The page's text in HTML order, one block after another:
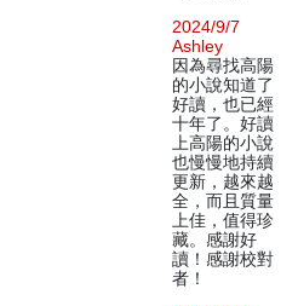
2024/9/7
Ashley
因為尋找高陽
的小說知道了
好讀，也已經
十年了。好讀
上高陽的小說
也慢慢地持續
更新，越來越
全，而且質量
上佳，值得珍
藏。感謝好
讀！感謝校對
者！